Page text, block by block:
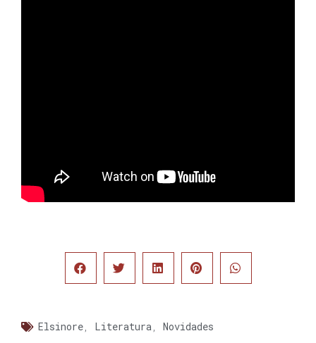
Elsinore, Literatura, Novidades